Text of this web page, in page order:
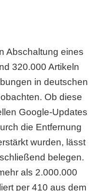
Abschaltung eines
320.000 Artikeln
in deutschen
Ob diese
Google-Updates
die Entfernung
wurden, lässt
belegen.
als 2.000.000
per 410 aus dem